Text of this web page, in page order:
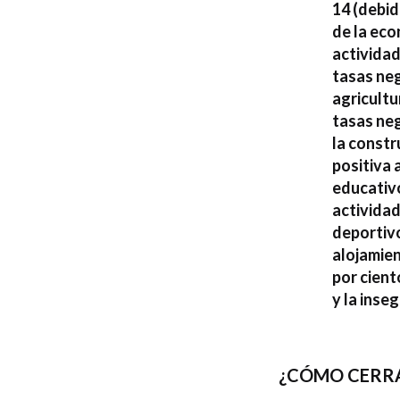
14
de la
tasas
tasas
la
positiva
por
y la
¿CÓMO